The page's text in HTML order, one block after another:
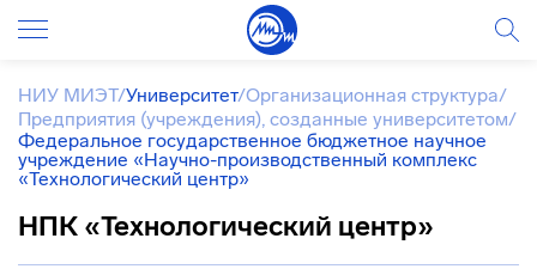
НИУ МИЭТ/Университет/Организационная структура/
Предприятия (учреждения), созданные университетом/
Федеральное государственное бюджетное научное
учреждение «Научно-производственный комплекс
«Технологический центр»
НПК «Технологический центр»